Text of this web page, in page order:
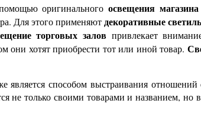
оригинального освещения
Для этого применяютдекоративные
торговых залов привлекает
они хотят приобрести тот или иной товар.
способом выстраивания отношений
не только своими товарами и названием, но